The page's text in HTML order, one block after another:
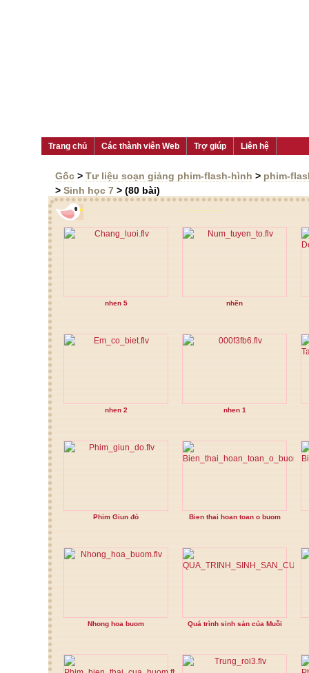
Trang chủ Các thành viên Web Trợ giúp Liên hệ
Gốc > Tư liệu soạn giảng phim-flash-hình > phim-
> Sinh học 7 > (80 bài)
nhen 5 nhẽn
nhen 2 nhen 1
Phim Giun đỏ Bien thai hoan toan o buom
Nhong hoa buom Quá trình sinh sản của Muỗi